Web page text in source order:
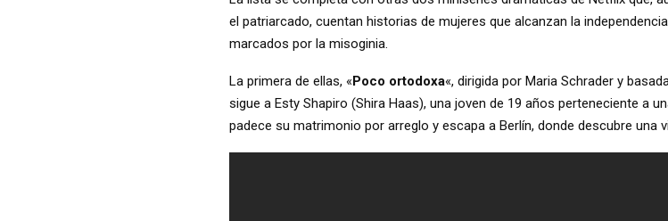
el patriarcado, cuentan historias de mujeres que alcanzan la
marcados por la misoginia.
La primera de ellas, «Poco ortodoxa«, dirigida por Maria Schrader y
sigue a Esty Shapiro (Shira Haas), una joven de 19 años perteneciente a
padece su matrimonio por arreglo y escapa a Berlín, donde descubre una